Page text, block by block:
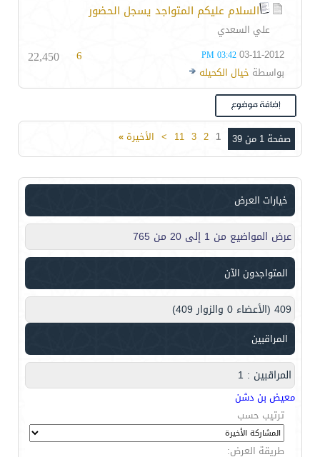
السلام عليكم المتواجد يسجل الحضور
علي السعدي
03-11-2012
03:42 PM
بواسطة خيال الكحيله
6
22,450
صفحة 1 من 39 1
2
3
11
> الأخيرة»
خيارات العرض
عرض المواضيع من 1 إلى 20 من 765
المتواجدون الآن
409 (الأعضاء 0 والزوار 409)
المراقبين
المراقبين : 1
معيض بن دشن
ترتيب حسب
طريقة العرض: